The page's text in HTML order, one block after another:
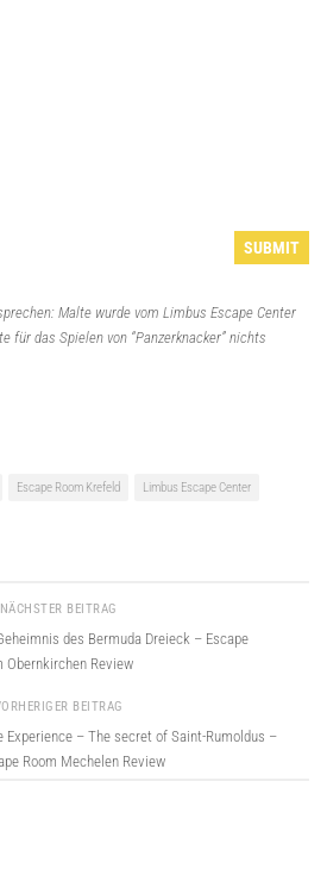
Malte wurde vom Limbus Escape Center
für das Spielen von “Panzerknacker” nichts
Escape Room Krefeld
Limbus Escape Center
NÄCHSTER BEITRAG
des Bermuda Dreieck – Escape
Obernkirchen Review
BEITRAG
Experience – The secret of Saint-Rumoldus –
Room Mechelen Review